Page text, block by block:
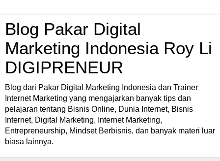
Blog Pakar Digital
Marketing Indonesia Roy Li
DIGIPRENEUR
Blog dari Pakar Digital Marketing Indonesia dan Trainer
Internet Marketing yang mengajarkan banyak tips dan
pelajaran tentang Bisnis Online, Dunia Internet, Bisnis
Internet, Digital Marketing, Internet Marketing,
Entrepreneurship, Mindset Berbisnis, dan banyak materi luar
biasa lainnya.